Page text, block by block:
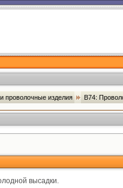
проволочные изделия В74:
высадки.